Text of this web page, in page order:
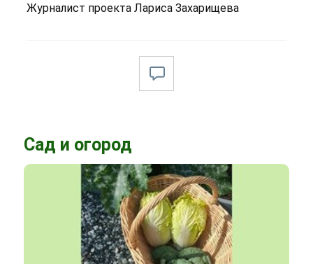
Журналист проекта Лариса Захарищева
Сад и огород